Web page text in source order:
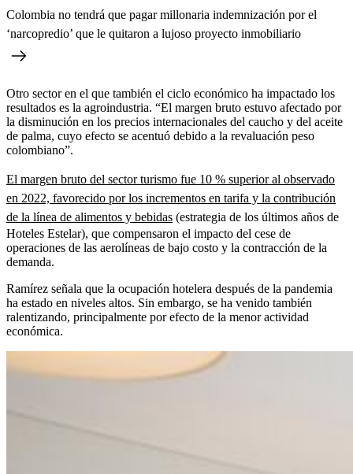
Colombia no tendrá que pagar millonaria indemnización por el
‘narcopredio’ que le quitaron a lujoso proyecto inmobiliario
Otro sector en el que también el ciclo económico ha impactado los
resultados es la agroindustria. “El margen bruto estuvo afectado por
la disminución en los precios internacionales del caucho y del aceite
de palma, cuyo efecto se acentuó debido a la revaluación peso
colombiano”.
El margen bruto del sector turismo fue 10 % superior al observado
en 2022, favorecido por los incrementos en tarifa y la contribución
de la línea de alimentos y bebidas (estrategia de los últimos años de
Hoteles Estelar), que compensaron el impacto del cese de
operaciones de las aerolíneas de bajo costo y la contracción de la
demanda.
Ramírez señala que la ocupación hotelera después de la pandemia
ha estado en niveles altos. Sin embargo, se ha venido también
ralentizando, principalmente por efecto de la menor actividad
económica.